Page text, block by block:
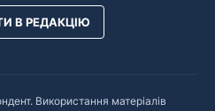
В РЕДАКЦІЮ
Використання матеріалів